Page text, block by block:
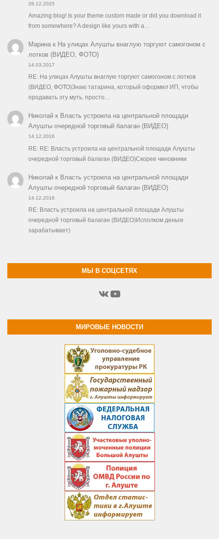
26.12.2025
Amazing blog! Is your theme custom made or did you download it
from somewhere? A design like yours with a…
Маринак На улицах Алушты внаглую торгуют самогоном с
лотков (ВИДЕО, ФОТО)
14.03.2017
RE: На улицах Алушты внаглую торгуют самогоном с лотков
(ВИДЕО, ФОТО)Знаю татарина, который оформил ИП, чтобы
продавать эту муть. просто…
Николайк Власть устроила на центральной площади
Алушты очередной торговый балаган (ВИДЕО)
14.12.2016
RE: RE: Власть устроила на центральной площади Алушты
очередной торговый балаган (ВИДЕО)Скорее чиновники
Николайк Власть устроила на центральной площади
Алушты очередной торговый балаган (ВИДЕО)
14.12.2016
RE: Власть устроила на центральной площади Алушты
очередной торговый балаган (ВИДЕО)Исполком деньги
зарабатывает)
МЫ В СОЦСЕТЯХ
ВКонтакте
YouTube
МИРОВЫЕ НОВОСТИ